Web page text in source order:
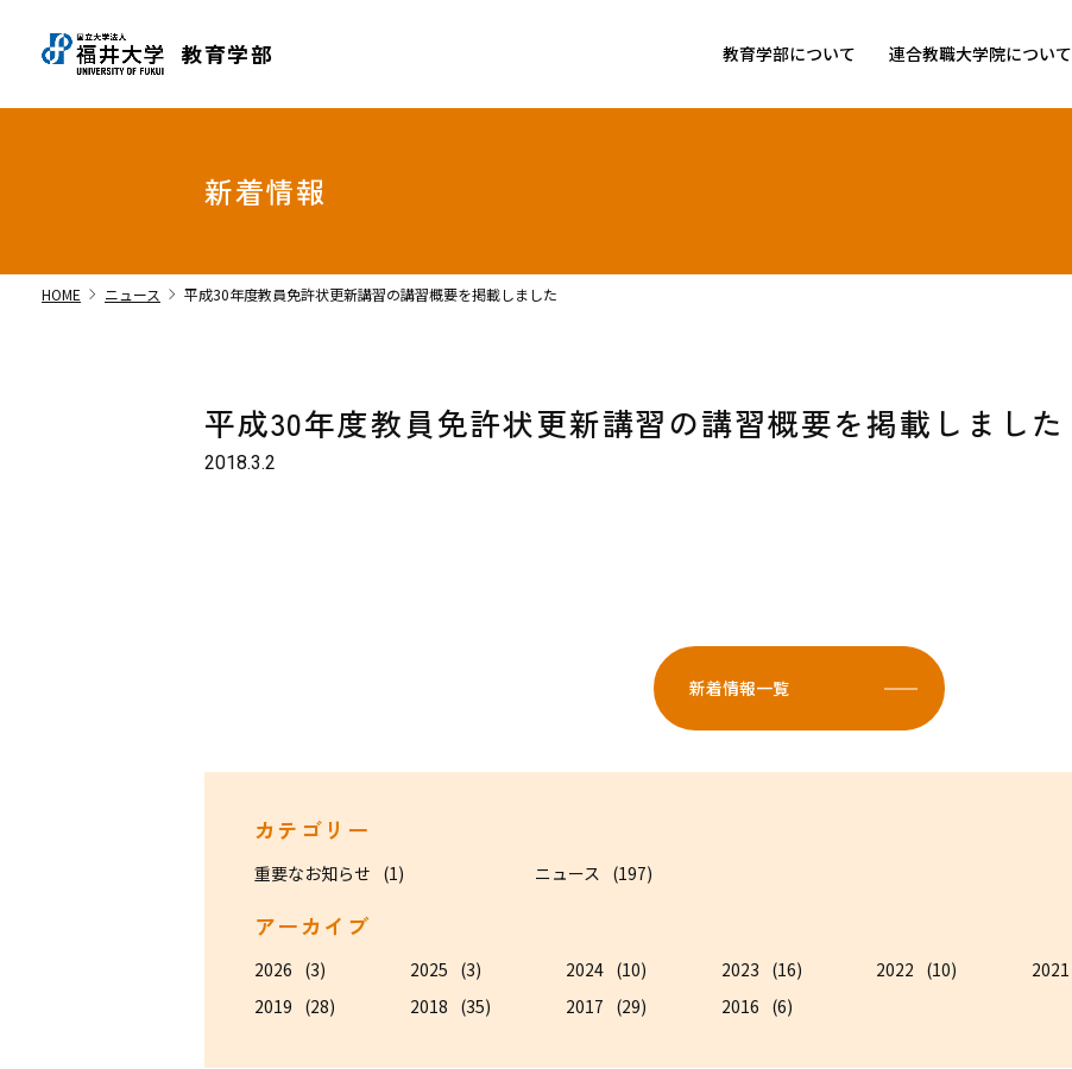
教育学部 教育学部について 連合教職大学院について
新着情報
HOME chevron_right ニュース chevron_right 平成30年度教員免許状更新講習の講習概要を掲載しました
平成30年度教員免許状更新講習の講習概要を掲載しました
2018.3.2
新着情報一覧
カテゴリー
重要なお知らせ (1) ニュース (197)
アーカイブ
2026 (3) 2025 (3) 2024 (10) 2023 (16) 2022 (10) 2021
2019 (28) 2018 (35) 2017 (29) 2016 (6)